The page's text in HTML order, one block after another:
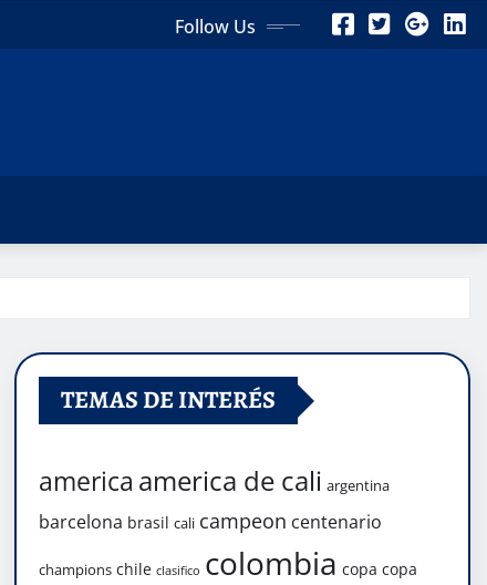
Follow Us
TEMAS DE INTERÉS
america america de cali argentina
barcelona brasil cali campeon centenario
champions chile clasifico colombia copa copa